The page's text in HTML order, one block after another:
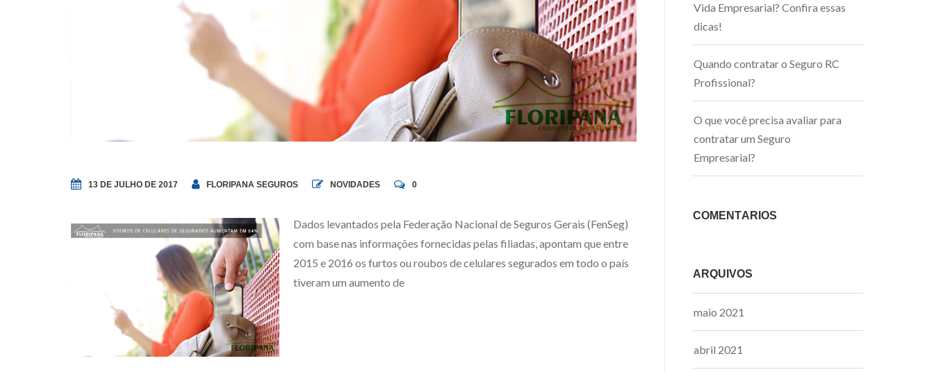
13 DE JULHO DE 2017 FLORIPANA SEGUROS NOVIDADES 0
Dados levantados pela Federação Nacional de Seguros Gerais (FenSeg)
com base nas informações fornecidas pelas filiadas, apontam que entre
2015 e 2016 os furtos ou roubos de celulares segurados em todo o país
tiveram um aumento de
Vida Empresarial? Confira essas
dicas!
Quando contratar o Seguro RC
Profissional?
O que você precisa avaliar para
contratar um Seguro
Empresarial?
COMENTÁRIOS
ARQUIVOS
maio 2021
abril 2021